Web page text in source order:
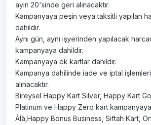
ayın 20'sinde geri alınacaktır.
Kampanyaya peşin veya taksitli yapılan
dahildir.
Aynı gün, aynı işyerinden yapılacak
kampanyaya dahildir.
Kampanyaya ek kartlar dahildir.
Kampanya dahilinde iade ve iptal
alınacaktır.
Bireysel Happy Kart Silver, Happy Kart
Platinum ve Happy Zero kart
Âlâ,Happy Bonus Business, Siftah Kart,